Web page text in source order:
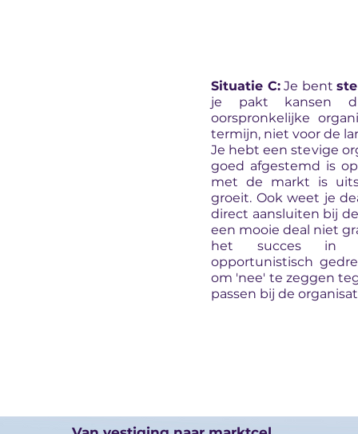
Situatie C:Je bent
je pakt kansen
oorspronkelijke
termijn, niet voor de
Je hebt een stevige
goed afgestemd is
met de markt is
groeit. Ook weet je
direct aansluiten bij
een mooie deal niet
het succes in
opportunistisch
om 'nee' te zeggen
passen bij de